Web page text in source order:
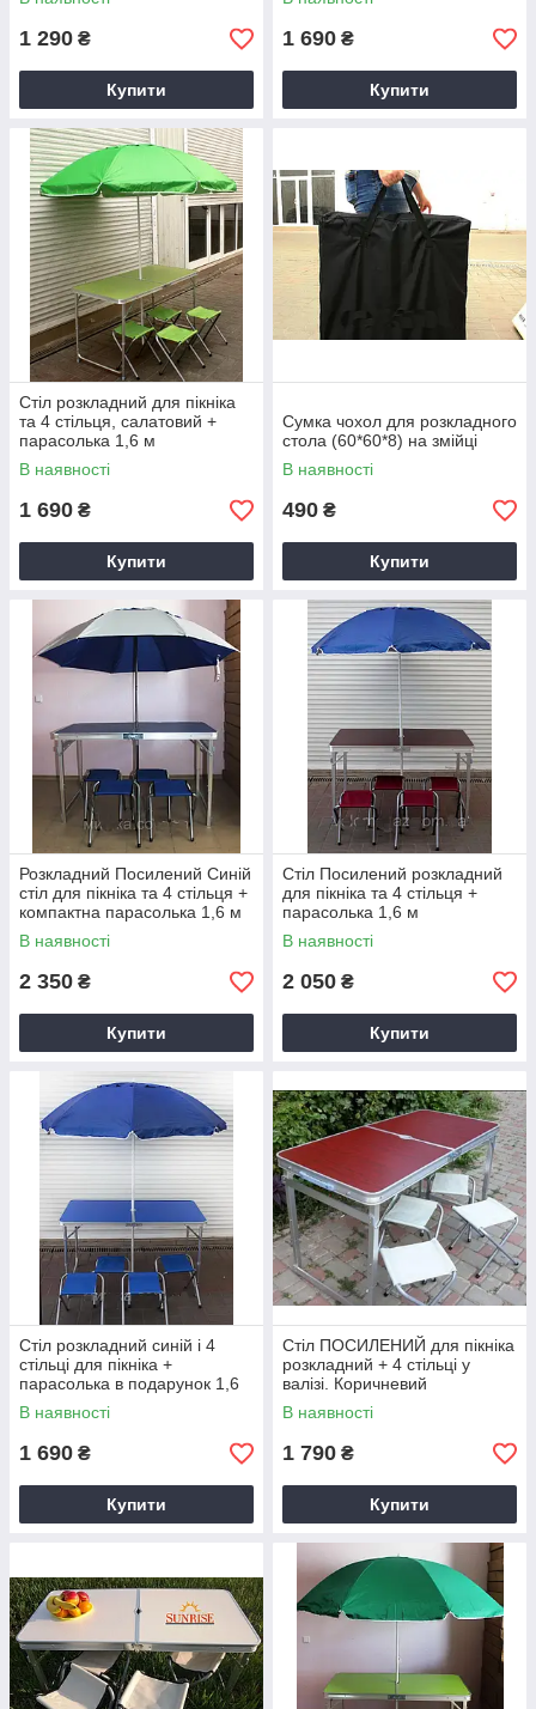
1 290 ₴
Купити
столик.
1 690 ₴
Купити
Стіл розкладний для пікніка
та 4 стільця, салатовий +
парасолька 1,6 м
В наявності
1 690 ₴
Купити
Сумка чохол для розкладного
стола (60*60*8) на змійці
В наявності
490 ₴
Купити
Розкладний Посилений Синій
стіл для пікніка та 4 стільця +
компактна парасолька 1,6 м
у ПОДАРУНОК!
В наявності
2 350 ₴
Купити
Стіл Посилений розкладний
для пікніка та 4 стільця +
парасолька 1,6 м
В наявності
2 050 ₴
Купити
Стіл розкладний синій і 4
стільці для пікніка +
парасолька в подарунок 1,6
м, туристичний столик.
В наявності
1 690 ₴
Купити
Стіл ПОСИЛЕНИЙ для пікніка
розкладний + 4 стільці у
валізі. Коричневий
В наявності
1 790 ₴
Купити